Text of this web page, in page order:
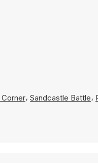
، Sandcastle Battle،